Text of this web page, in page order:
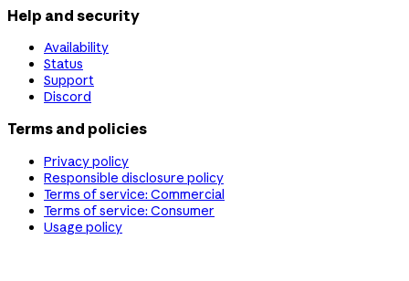
Help and security
Availability
Status
Support
Discord
Terms and policies
Privacy policy
Responsible disclosure policy
Terms of service: Commercial
Terms of service: Consumer
Usage policy